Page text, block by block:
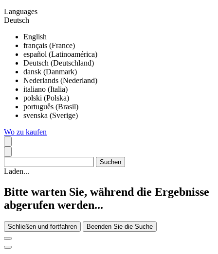
Languages
Deutsch
English
français (France)
español (Latinoamérica)
Deutsch (Deutschland)
dansk (Danmark)
Nederlands (Nederland)
italiano (Italia)
polski (Polska)
português (Brasil)
svenska (Sverige)
Wo zu kaufen
Laden...
Bitte warten Sie, während die Ergebnisse
abgerufen werden...
Schließen und fortfahren Beenden Sie die Suche